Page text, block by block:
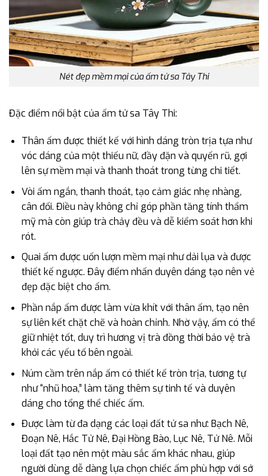
Nét đẹp mềm mại của ấm tử sa Tây Thi
Đặc điểm nổi bật của ấm tử sa Tây Thi:
Thân ấm được thiết kế với hình dáng tròn trịa tựa như
vóc dáng của một thiếu nữ, đầy đặn và quyến rũ, gợi
lên sự mềm mại và thanh thoát trong từng chi tiết.
Vòi ấm ngắn, thanh thoát, tạo cảm giác nhẹ nhàng,
cân đối. Điều này không chỉ góp phần tăng tính thẩm
mỹ mà còn giúp trà chảy đều và dễ kiểm soát hơn khi
rót.
Quai ấm được uốn lượn mềm mại như dải lụa và được
thiết kế ngược. Đây điểm nhấn duyên dáng tạo nên vẻ
đẹp đặc biệt cho ấm.
Phần nắp ấm được làm vừa khít với thân ấm, tạo nên
sự liên kết chặt chẽ và hoàn chỉnh. Nhờ vậy, ấm có thể
giữ nhiệt tốt, duy trì hương vị trà đồng thời bảo vệ trà
khỏi các yếu tố bên ngoài.
Núm cầm trên nắp ấm có thiết kế tròn trịa, tương tự
như “nhũ hoa,” làm tăng thêm sự tinh tế và duyên
dáng cho tổng thể chiếc ấm.
Được làm từ đa dạng các loại đất tử sa như: Bạch Nê,
Đoạn Nê, Hắc Tử Nê, Đại Hồng Bào, Lục Nê, Tử Nê. Mỗi
loại đất tạo nên một màu sắc ấm khác nhau, giúp
người dùng dễ dàng lựa chọn chiếc ấm phù hợp với sở